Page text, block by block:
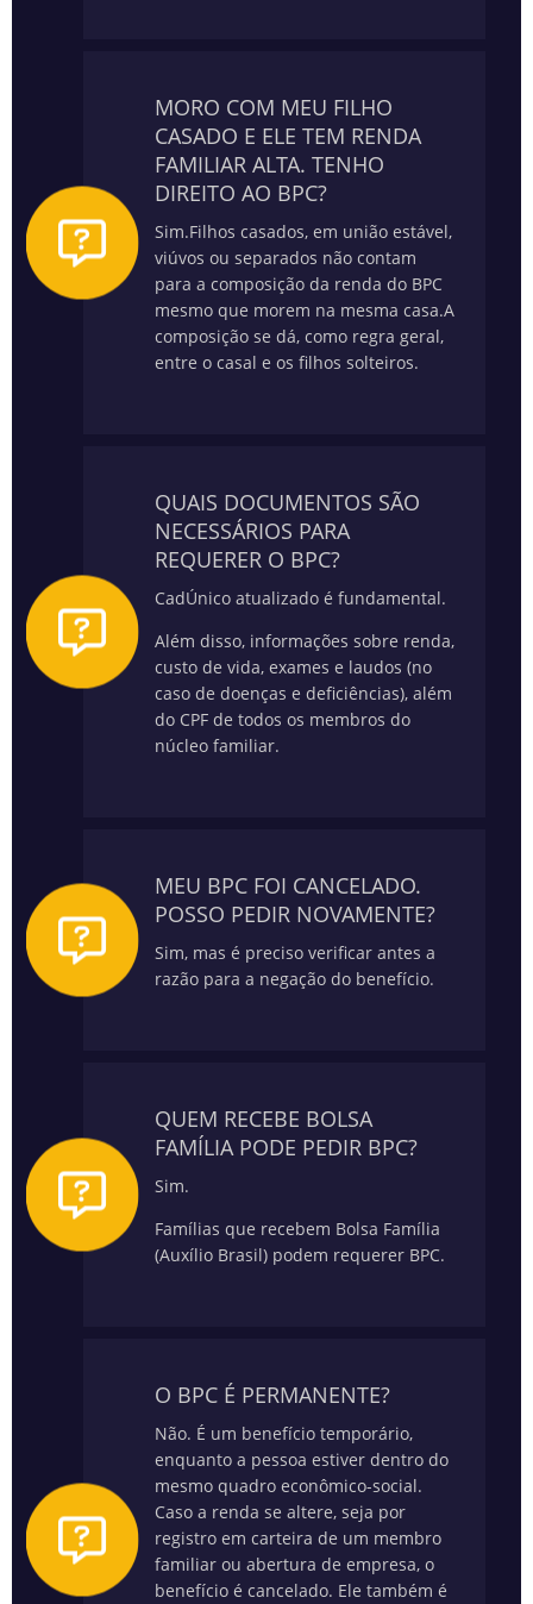
MORO COM MEU FILHO
CASADO E ELE TEM RENDA
FAMILIAR ALTA. TENHO
DIREITO AO BPC?
Sim.Filhos casados, em união estável,
viúvos ou separados não contam
para a composição da renda do BPC
mesmo que morem na mesma casa.A
composição se dá, como regra geral,
entre o casal e os filhos solteiros.
QUAIS DOCUMENTOS SÃO
NECESSÁRIOS PARA
REQUERER O BPC?
CadÚnico atualizado é fundamental.
Além disso, informações sobre renda,
custo de vida, exames e laudos (no
caso de doenças e deficiências), além
do CPF de todos os membros do
núcleo familiar.
MEU BPC FOI CANCELADO.
POSSO PEDIR NOVAMENTE?
Sim, mas é preciso verificar antes a
razão para a negação do benefício.
QUEM RECEBE BOLSA
FAMÍLIA PODE PEDIR BPC?
Sim.
Famílias que recebem Bolsa Família
(Auxílio Brasil) podem requerer BPC.
O BPC É PERMANENTE?
Não. É um benefício temporário,
enquanto a pessoa estiver dentro do
mesmo quadro econômico-social.
Caso a renda se altere, seja por
registro em carteira de um membro
familiar ou abertura de empresa, o
benefício é cancelado. Ele também é